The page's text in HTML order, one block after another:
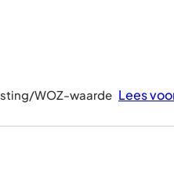
WOZ-waarde Lees